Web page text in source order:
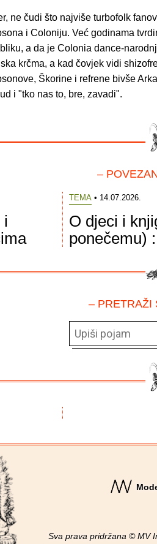
ne čudi što najviše turbofolk
i Coloniju. Već godinama
a da je Colonia dance-
krčma, a kad čovjek vidi
Škorine i refrene bivše
i "tko nas to, bre, zavadi".
–
i
TEMA• 14.07.2026.
O djeci i
ponečemu)
– PRETRAŽI
Sva prava pridržana © MV